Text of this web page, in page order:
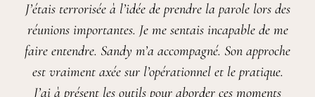
J’étais terrorisée à l’idée de prendre la parole lors des
réunions importantes. Je me sentais incapable de me
faire entendre. Sandy m’a accompagné. Son approche
est vraiment axée sur l’opérationnel et le pratique.
J’ai à présent les outils pour aborder ces moments